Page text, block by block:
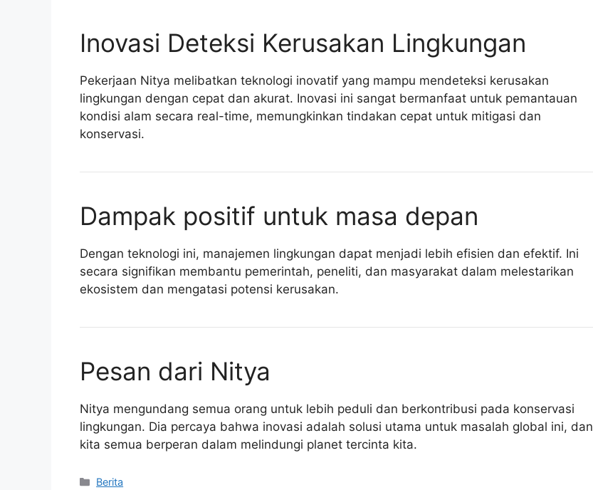
Inovasi Deteksi Kerusakan Lingkungan
Pekerjaan Nitya melibatkan teknologi inovatif yang mampu mendeteksi kerusakan
lingkungan dengan cepat dan akurat. Inovasi ini sangat bermanfaat untuk pemantauan
kondisi alam secara real-time, memungkinkan tindakan cepat untuk mitigasi dan
konservasi.
Dampak positif untuk masa depan
Dengan teknologi ini, manajemen lingkungan dapat menjadi lebih efisien dan efektif. Ini
secara signifikan membantu pemerintah, peneliti, dan masyarakat dalam melestarikan
ekosistem dan mengatasi potensi kerusakan.
Pesan dari Nitya
Nitya mengundang semua orang untuk lebih peduli dan berkontribusi pada konservasi
lingkungan. Dia percaya bahwa inovasi adalah solusi utama untuk masalah global ini, dan
kita semua berperan dalam melindungi planet tercinta kita.
Kategori
Berita